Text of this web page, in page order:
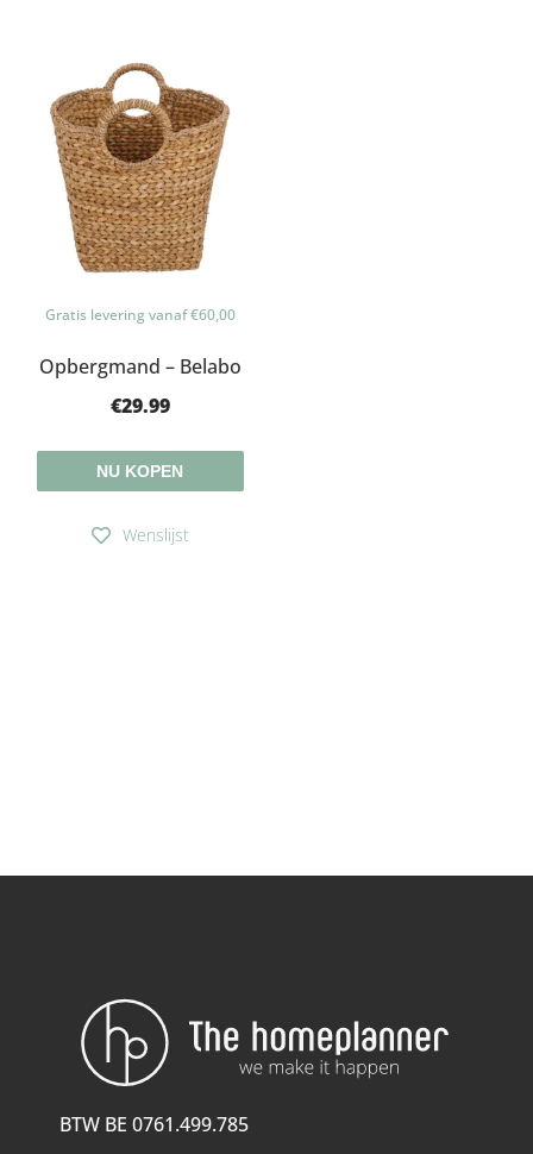
Gratis levering vanaf €60,00
Opbergmand – Belabo
€29.99
NU KOPEN
Wenslijst
BTW BE 0761.499.785